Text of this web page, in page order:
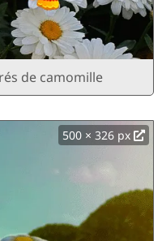
de camomille
500 × 326 px